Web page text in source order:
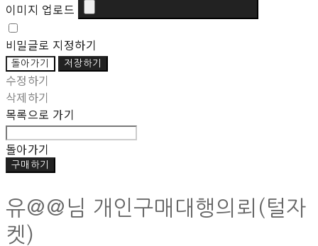
이미지 업로드
비밀글로 지정하기
돌아가기 저장하기
수정하기
삭제하기
목록으로 가기
돌아가기
구매하기
유@@님 개인구매대행의뢰(털자
켓)